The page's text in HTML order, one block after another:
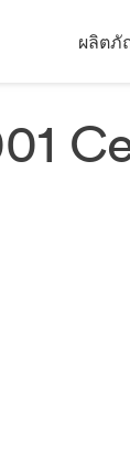
ผลิต